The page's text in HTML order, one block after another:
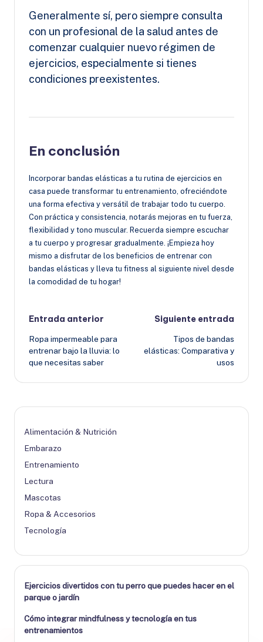
Generalmente sí, pero siempre consulta
con un profesional de la salud antes de
comenzar cualquier nuevo régimen de
ejercicios, especialmente si tienes
condiciones preexistentes.
En conclusión
Incorporar bandas elásticas a tu rutina de ejercicios en
casa puede transformar tu entrenamiento, ofreciéndote
una forma efectiva y versátil de trabajar todo tu cuerpo.
Con práctica y consistencia, notarás mejoras en tu fuerza,
flexibilidad y tono muscular. Recuerda siempre escuchar
a tu cuerpo y progresar gradualmente. ¡Empieza hoy
mismo a disfrutar de los beneficios de entrenar con
bandas elásticas y lleva tu fitness al siguiente nivel desde
la comodidad de tu hogar!
Navegación
de
entradas
Entrada anterior
Ropa impermeable para
entrenar bajo la lluvia: lo
que necesitas saber
Siguiente entrada
Tipos de bandas
elásticas: Comparativa y
usos
Alimentación & Nutrición
Embarazo
Entrenamiento
Lectura
Mascotas
Ropa & Accesorios
Tecnología
Ejercicios divertidos con tu perro que puedes hacer en el
parque o jardín
Cómo integrar mindfulness y tecnología en tus
entrenamientos